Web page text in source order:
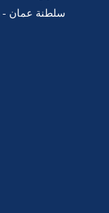
سلطنة عمان -